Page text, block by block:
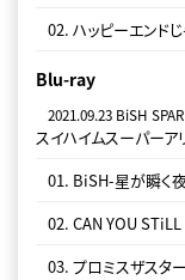
02. ハッピーエンド
Blu-ray
2021.09.23 BiSH
スイハイムスーパーア
01. BiSH-星が瞬く
02. CAN YOU STiLL
03. プロミスザスター
02. CAN YOU STiLL
03. プロミスザスタ
04. GiANT KiLLERS
05. DEADMAN
06. ZENSHiN ZENREi